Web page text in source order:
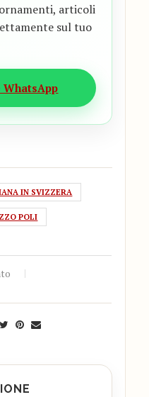
articoli
sul tuo
WhatsApp
IN SVIZZERA
POLI